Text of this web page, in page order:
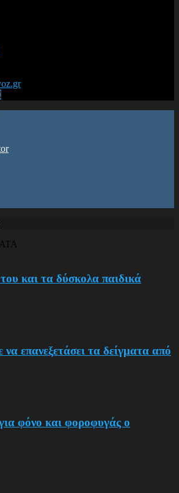
και τα δύσκολα παιδικά
επανεξετάσει τα δείγματα από
φόνο και φοροφυγάς ο